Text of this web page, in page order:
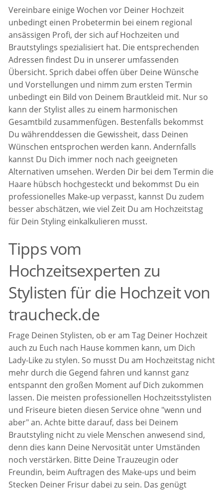
Vereinbare einige Wochen vor Deiner Hochzeit
unbedingt einen Probetermin bei einem regional
ansässigen Profi, der sich auf Hochzeiten und
Brautstylings spezialisiert hat. Die entsprechenden
Adressen findest Du in unserer umfassenden
Übersicht. Sprich dabei offen über Deine Wünsche
und Vorstellungen und nimm zum ersten Termin
unbedingt ein Bild von Deinem Brautkleid mit. Nur so
kann der Stylist alles zu einem harmonischen
Gesamtbild zusammenfügen. Bestenfalls bekommst
Du währenddessen die Gewissheit, dass Deinen
Wünschen entsprochen werden kann. Andernfalls
kannst Du Dich immer noch nach geeigneten
Alternativen umsehen. Werden Dir bei dem Termin die
Haare hübsch hochgesteckt und bekommst Du ein
professionelles Make-up verpasst, kannst Du zudem
besser abschätzen, wie viel Zeit Du am Hochzeitstag
für Dein Styling einkalkulieren musst.
Tipps vom
Hochzeitsexperten zu
Stylisten für die Hochzeit von
traucheck.de
Frage Deinen Stylisten, ob er am Tag Deiner Hochzeit
auch zu Euch nach Hause kommen kann, um Dich
Lady-Like zu stylen. So musst Du am Hochzeitstag nicht
mehr durch die Gegend fahren und kannst ganz
entspannt den großen Moment auf Dich zukommen
lassen. Die meisten professionellen Hochzeitsstylisten
und Friseure bieten diesen Service ohne "wenn und
aber" an. Achte bitte darauf, dass bei Deinem
Brautstyling nicht zu viele Menschen anwesend sind,
denn dies kann Deine Nervosität unter Umständen
noch verstärken. Bitte Deine Trauzeugin oder
Freundin, beim Auftragen des Make-ups und beim
Stecken Deiner Frisur dabei zu sein. Das genügt